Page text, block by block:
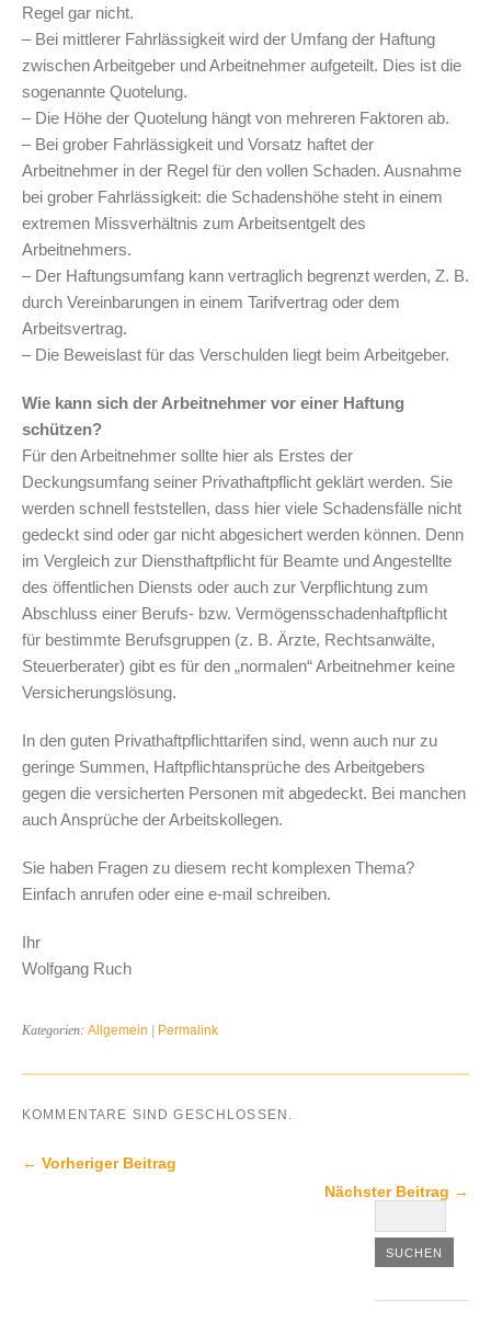
Regel gar nicht.
– Bei mittlerer Fahrlässigkeit wird der Umfang der Haftung
zwischen Arbeitgeber und Arbeitnehmer aufgeteilt. Dies ist die
sogenannte Quotelung.
– Die Höhe der Quotelung hängt von mehreren Faktoren ab.
– Bei grober Fahrlässigkeit und Vorsatz haftet der
Arbeitnehmer in der Regel für den vollen Schaden. Ausnahme
bei grober Fahrlässigkeit: die Schadenshöhe steht in einem
extremen Missverhältnis zum Arbeitsentgelt des
Arbeitnehmers.
– Der Haftungsumfang kann vertraglich begrenzt werden, Z. B.
durch Vereinbarungen in einem Tarifvertrag oder dem
Arbeitsvertrag.
– Die Beweislast für das Verschulden liegt beim Arbeitgeber.
Wie kann sich der Arbeitnehmer vor einer Haftung
schützen?
Für den Arbeitnehmer sollte hier als Erstes der
Deckungsumfang seiner Privathaftpflicht geklärt werden. Sie
werden schnell feststellen, dass hier viele Schadensfälle nicht
gedeckt sind oder gar nicht abgesichert werden können. Denn
im Vergleich zur Diensthaftpflicht für Beamte und Angestellte
des öffentlichen Diensts oder auch zur Verpflichtung zum
Abschluss einer Berufs- bzw. Vermögensschadenhaftpflicht
für bestimmte Berufsgruppen (z. B. Ärzte, Rechtsanwälte,
Steuerberater) gibt es für den „normalen“ Arbeitnehmer keine
Versicherungslösung.
In den guten Privathaftpflichttarifen sind, wenn auch nur zu
geringe Summen, Haftpflichtansprüche des Arbeitgebers
gegen die versicherten Personen mit abgedeckt. Bei manchen
auch Ansprüche der Arbeitskollegen.
Sie haben Fragen zu diesem recht komplexen Thema?
Einfach anrufen oder eine e-mail schreiben.
Ihr
Wolfgang Ruch
Kategorien: Allgemein | Permalink
KOMMENTARE SIND GESCHLOSSEN.
← Vorheriger Beitrag
Nächster Beitrag →